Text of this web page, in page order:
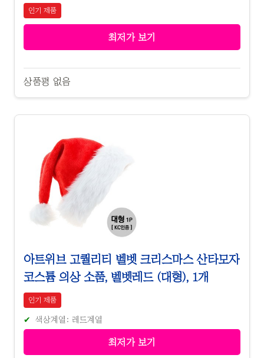
인기 제품
최저가 보기
상품평 없음
아트위브 고퀄리티 벨벳 크리스마스 산타모자
코스튬 의상 소품, 벨벳레드 (대형), 1개
인기 제품
색상계열: 레드계열
최저가 보기